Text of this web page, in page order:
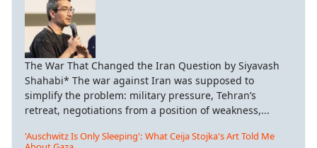
The War That Changed the Iran Question by Siyavash
Shahabi* The war against Iran was supposed to
simplify the problem: military pressure, Tehran’s
retreat, negotiations from a position of weakness,...
'Auschwitz Is Only Sleeping': What Ceija Stojka's Art Told Me